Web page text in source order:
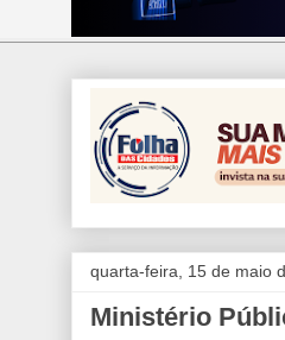
quarta-feira, 15 de maio
Ministério